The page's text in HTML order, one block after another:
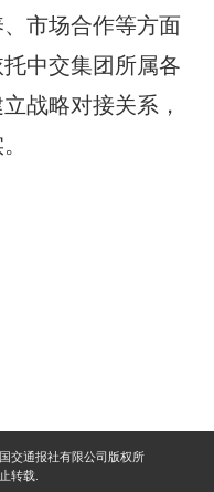
市场合作等方面
中交集团所属各
战略对接关系，
交通报社有限公司版权所
转载.